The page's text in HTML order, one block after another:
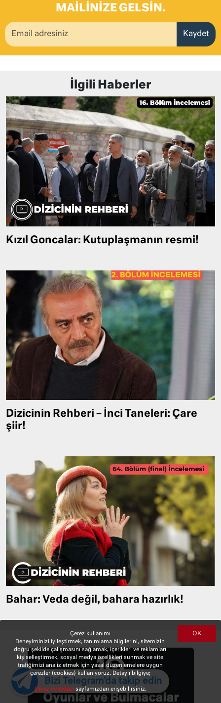
MAILINIZE GELSIN.
Kaydet
İlgili Haberler
Kızıl Goncalar: Kutuplaşmanın resmi!
Dizicinin Rehberi – İnci Taneleri: Çare
şiir!
Bahar: Veda değil, bahara hazırlık!
Oyunlar ve Bulmacalar
OK
Çerez kullanımı
Deneyiminizi iyileştirmek, tanımlama bilgilerini, sitemizin
doğru şekilde çalışmasını sağlamak, içerikleri ve reklamları
kişiselleştirmek, sosyal medya özellikleri sunmak ve site
trafiğimizi analiz etmek için yasal düzenlemelere uygun
çerezler (cookies) kullanıyoruz. Detaylı bilgiye;
Çerez Politikasısayfamızdan erişebilirsiniz.
Bizi Telegram'da takip edin